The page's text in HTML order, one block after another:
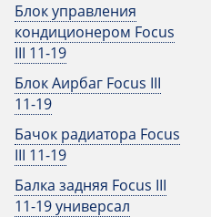
Блок управления
кондиционером Focus
III 11-19
Блок Аирбаг Focus III
11-19
Бачок радиатора Focus
III 11-19
Балка задняя Focus III
11-19 универсал